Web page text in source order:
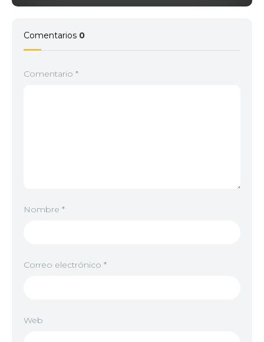
Comentarios 0
Comentario *
Nombre *
Correo electrónico *
Web